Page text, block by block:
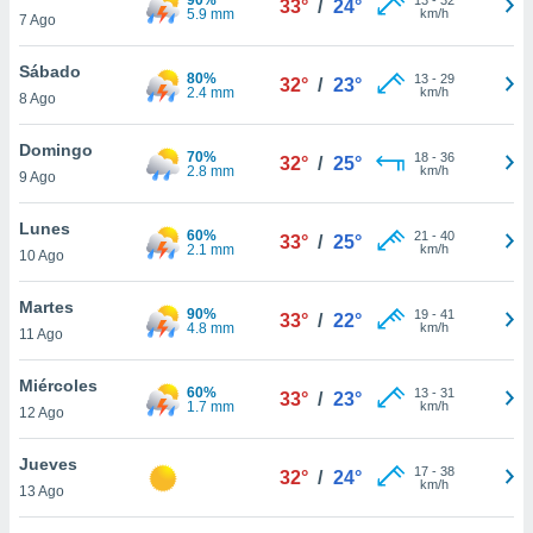
más
nuestra
y
de
disponible
cookies
aceptar
7 Ago
5.9 mm
33° / 24°
km/h
Sábado
8 Ago
80%
2.4 mm
32° / 23° 13- 29
km/h
Domingo
9 Ago
70%
2.8 mm
32° / 25° 18- 36
km/h
Lunes
10 Ago
60%
2.1 mm
33° / 25° 21 - 40
km/h
Martes
11 Ago
90%
4.8 mm
33° / 22° 19- 41
km/h
Miércoles
12 Ago
60%
1.7 mm
33° / 23° 13- 31
km/h
Jueves
13 Ago
32° / 24° 17- 38
km/h